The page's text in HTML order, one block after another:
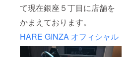
て現在銀座５丁目に店舗を
かまえております。
HARE GINZA オフィシャル